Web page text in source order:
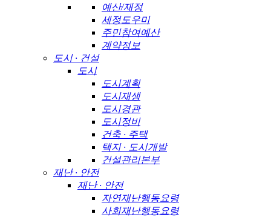
예산/재정
세정도우미
주민참여예산
계약정보
도시 · 건설
도시
도시계획
도시재생
도시경관
도시정비
건축 · 주택
택지 · 도시개발
건설관리본부
재난 · 안전
재난 · 안전
자연재난행동요령
사회재난행동요령